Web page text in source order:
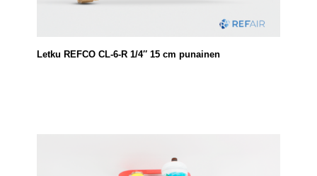
Letku REFCO CL-6-R 1/4″ 15 cm punainen